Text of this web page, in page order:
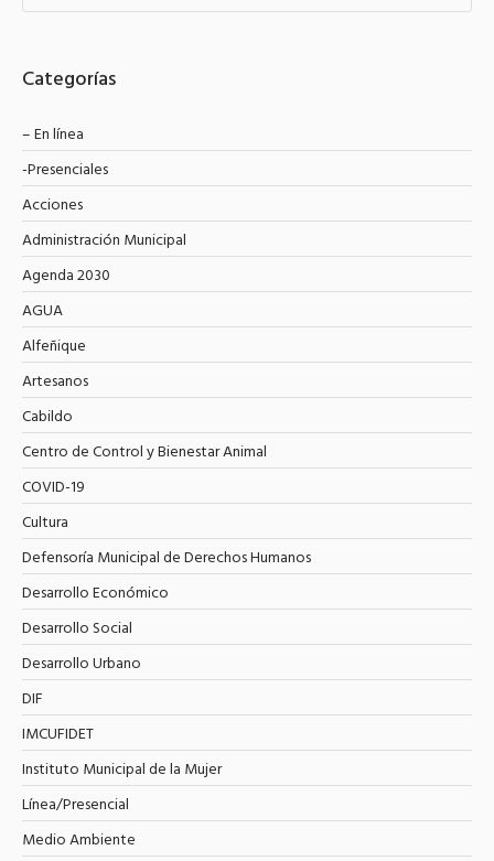
Categorías
– En línea
-Presenciales
Acciones
Administración Municipal
Agenda 2030
AGUA
Alfeñique
Artesanos
Cabildo
Centro de Control y Bienestar Animal
COVID-19
Cultura
Defensoría Municipal de Derechos Humanos
Desarrollo Económico
Desarrollo Social
Desarrollo Urbano
DIF
IMCUFIDET
Instituto Municipal de la Mujer
Línea/Presencial
Medio Ambiente